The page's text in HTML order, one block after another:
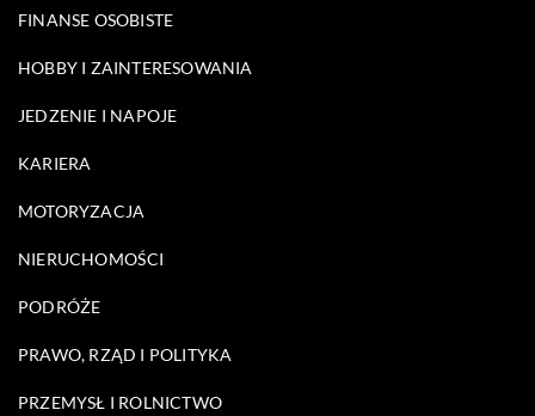
FINANSE OSOBISTE
HOBBY I ZAINTERESOWANIA
JEDZENIE I NAPOJE
KARIERA
MOTORYZACJA
NIERUCHOMOŚCI
PODRÓŻE
PRAWO, RZĄD I POLITYKA
PRZEMYSŁ I ROLNICTWO